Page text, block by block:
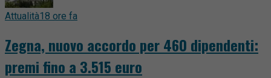
Attualità18 ore fa
Zegna, nuovo accordo per 460 dipendenti:
premi fino a 3.515 euro